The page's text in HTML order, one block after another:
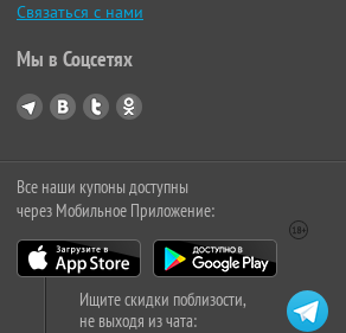
Связаться с нами
Мы в Соцсетях
Все наши купоны доступны
через Мобильное Приложение:
Ищите скидки поблизости,
не выходя из чата: